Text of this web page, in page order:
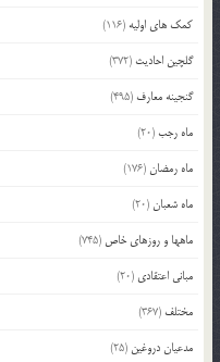
کمک های اولیه (116)
گلچین احادیث (372)
گنجینه معارف (495)
ماه رجب(20)
ماه رمضان(176)
ماه شعبان(20)
ماهها و روزهای خاص (745)
مبانی اعتقادی (20)
مختلف (367)
مدعیان دروغین (25)